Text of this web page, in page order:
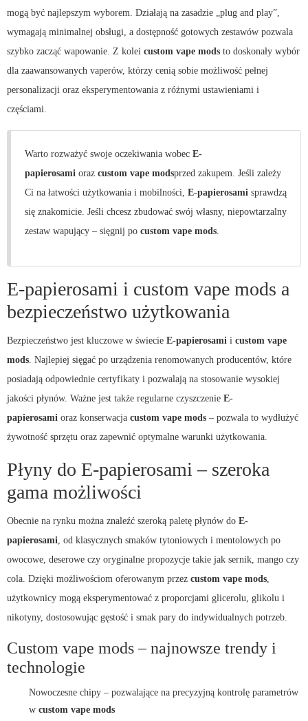
mogą być najlepszym wyborem. Działają na zasadzie „plug and play”,
wymagają minimalnej obsługi, a dostępność gotowych zestawów pozwala
szybko zacząć wapowanie. Z kolei custom vape mods to doskonały wybór
dla zaawansowanych vaperów, którzy cenią sobie możliwość pełnej
personalizacji oraz eksperymentowania z różnymi ustawieniami i
częściami.
Warto rozważyć swoje oczekiwania wobec E-
papierosami oraz custom vape modsprzed zakupem. Jeśli zależy
Ci na łatwości użytkowania i mobilności, E-papierosami sprawdzą
się znakomicie. Jeśli chcesz zbudować swój własny, niepowtarzalny
zestaw wapujący – sięgnij po custom vape mods.
E-papierosami i custom vape mods a
bezpieczeństwo użytkowania
Bezpieczeństwo jest kluczowe w świecie E-papierosami i custom vape
mods. Najlepiej sięgać po urządzenia renomowanych producentów, które
posiadają odpowiednie certyfikaty i pozwalają na stosowanie wysokiej
jakości płynów. Ważne jest także regularne czyszczenie E-
papierosami oraz konserwacja custom vape mods – pozwala to wydłużyć
żywotność sprzętu oraz zapewnić optymalne warunki użytkowania.
Płyny do E-papierosami – szeroka
gama możliwości
Obecnie na rynku można znaleźć szeroką paletę płynów do E-
papierosami, od klasycznych smaków tytoniowych i mentolowych po
owocowe, deserowe czy oryginalne propozycje takie jak sernik, mango czy
cola. Dzięki możliwościom oferowanym przez custom vape mods,
użytkownicy mogą eksperymentować z proporcjami glicerolu, glikolu i
nikotyny, dostosowując gęstość i smak pary do indywidualnych potrzeb.
Custom vape mods – najnowsze trendy i
technologie
Nowoczesne chipy – pozwalające na precyzyjną kontrolę parametrów
w custom vape mods